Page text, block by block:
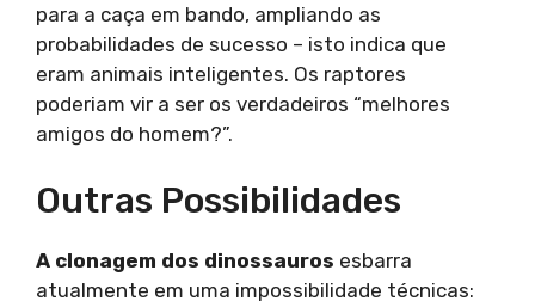
para a caça em bando, ampliando as
probabilidades de sucesso – isto indica que
eram animais inteligentes. Os raptores
poderiam vir a ser os verdadeiros “melhores
amigos do homem?”.
Outras Possibilidades
A clonagem dos dinossauros esbarra
atualmente em uma impossibilidade técnicas: